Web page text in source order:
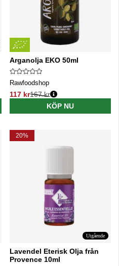
Arganolja EKO 50ml
Rawfoodshop
117 kr
Ordinarie pris:
167 kr
KÖP NU
20%
Utgående
Lavendel Eterisk Olja från
Provence 10ml